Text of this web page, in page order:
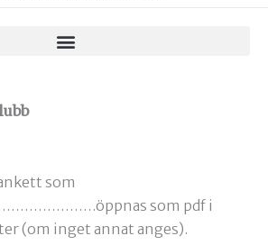
som
som pdf i
(om inget annat anges).